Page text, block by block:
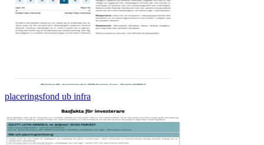
placeringsfond ub infra